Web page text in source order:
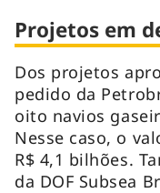
Projetos em
Dos projetos
pedido da
oito navios
Nesse caso, o
R$ 4,1 bilhões.
da DOF Subsea